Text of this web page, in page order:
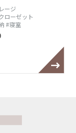
ージ
ローゼット
#寝室